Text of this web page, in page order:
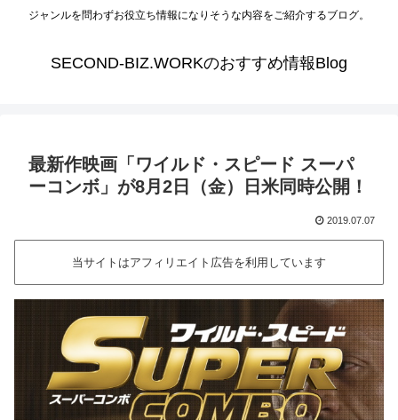
ジャンルを問わずお役立ち情報になりそうな内容をご紹介するブログ。
SECOND-BIZ.WORKのおすすめ情報Blog
最新作映画「ワイルド・スピード スーパ
ーコンボ」が8月2日（金）日米同時公開！
2019.07.07
当サイトはアフィリエイト広告を利用しています